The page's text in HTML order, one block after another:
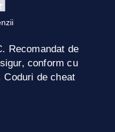
Recomandat de
conform cu
de cheat